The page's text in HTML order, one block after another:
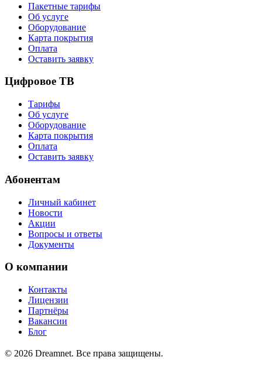
Пакетные тарифы
Об услуге
Оборудование
Карта покрытия
Оплата
Оставить заявку
Цифровое ТВ
Тарифы
Об услуге
Оборудование
Карта покрытия
Оплата
Оставить заявку
Абонентам
Личный кабинет
Новости
Акции
Вопросы и ответы
Документы
О компании
Контакты
Лицензии
Партнёры
Вакансии
Блог
© 2026 Dreamnet. Все права защищены.